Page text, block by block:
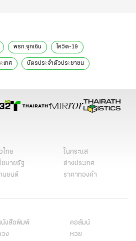
พรก.ฉุกเฉิน โควิด-19
เทศ บัตรประจำตัวประชาชน
ไทย
ในกระแส
ยบายรัฐ
ต่างประเทศ
นยนต์
ราคาทองคำ
นังสือพิมพ์
คอลัมน์
วง
หวย